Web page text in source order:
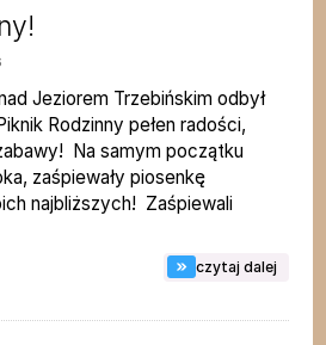
Jeziorem Trzebińskim odbył
Rodzinny pełen radości,
Na samym początku
zaśpiewały piosenkę
najbliższych! Zaśpiewali
czytaj dalej